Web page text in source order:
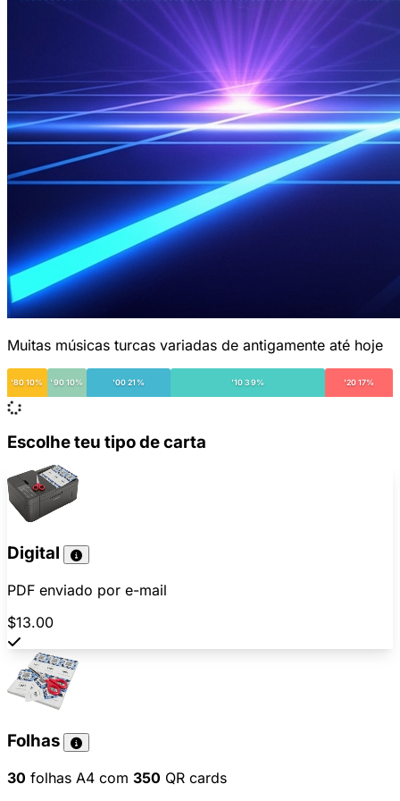
Muitas músicas turcas variadas de antigamente até hoje
'80 10% '90 10% '00 21% '10 39% '20 17%
Escolhe teu tipo de carta
Digital
PDF enviado por e-mail
$13.00
Folhas
30 folhas A4 com 350 QR cards